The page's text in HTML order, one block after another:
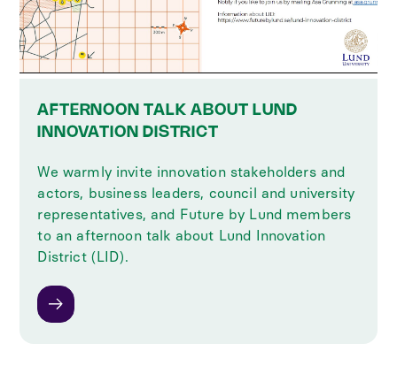
AFTERNOON TALK ABOUT LUND
INNOVATION DISTRICT
We warmly invite innovation stakeholders and
actors, business leaders, council and university
representatives, and Future by Lund members
to an afternoon talk about Lund Innovation
District (LID).